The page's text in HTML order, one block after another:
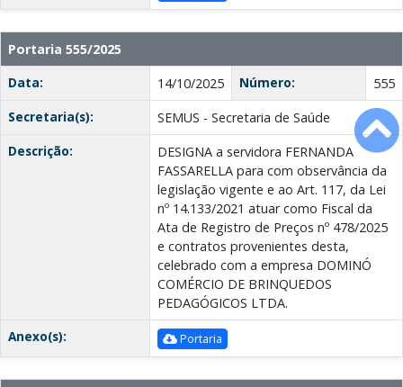
Portaria 555/2025
Data:
14/10/2025 Número:
555
Secretaria(s):
SEMUS - Secretaria de Saúde
Descrição:
DESIGNA a servidora FERNANDA
FASSARELLA para com observância da
legislação vigente e ao Art. 117, da Lei
nº 14.133/2021 atuar como Fiscal da
Ata de Registro de Preços nº 478/2025
e contratos provenientes desta,
celebrado com a empresa DOMINÓ
COMÉRCIO DE BRINQUEDOS
PEDAGÓGICOS LTDA.
Anexo(s):
Portaria